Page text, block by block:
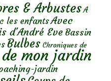
& Arbustes A
les enfantsAvec
d'André Eve Bassin
Bulbes Chroniques de
mon jardin
jardin